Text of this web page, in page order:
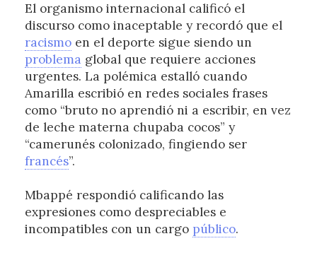
El organismo internacional calificó el
discurso como inaceptable y recordó que el
racismoen el deporte sigue siendo un
problema global que requiere acciones
urgentes. La polémica estalló cuando
Amarilla escribió en redes sociales frases
como “bruto no aprendió ni a escribir, en vez
de leche materna chupaba cocos” y
“camerunés colonizado, fingiendo ser
francés”.
Mbappé respondió calificando las
expresiones como despreciables e
incompatibles con un cargo público.